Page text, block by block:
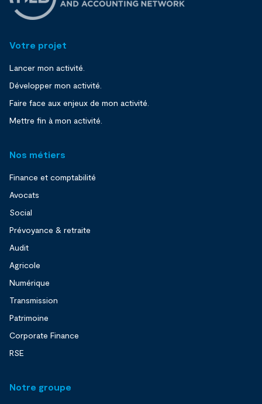
Votre projet
Lancer mon activité.
Développer mon activité.
Faire face aux enjeux de mon activité.
Mettre fin à mon activité.
Nos métiers
Finance et comptabilité
Avocats
Social
Prévoyance & retraite
Audit
Agricole
Numérique
Transmission
Patrimoine
Corporate Finance
RSE
Notre groupe